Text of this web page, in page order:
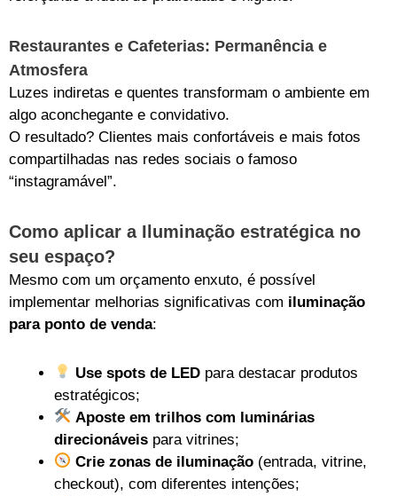
Restaurantes e Cafeterias: Permanência e
Atmosfera
Luzes indiretas e quentes transformam o ambiente em
algo aconchegante e convidativo.
O resultado? Clientes mais confortáveis e mais fotos
compartilhadas nas redes sociais o famoso
“instagramável”.
Como aplicar a Iluminação estratégica no
seu espaço?
Mesmo com um orçamento enxuto, é possível
implementar melhorias significativas com iluminação
para ponto de venda:
Use spots de LED para destacar produtos
estratégicos;
Aposte em trilhos com luminárias
direcionáveis para vitrines;
Crie zonas de iluminação (entrada, vitrine,
checkout), com diferentes intenções;